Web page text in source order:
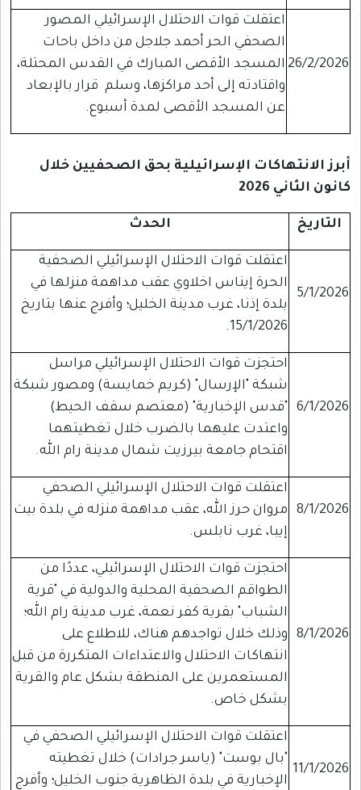
26/2/2026
اعتقلت قوات الاحتلال الإسرائيلي المصور
الصحفي الحر أحمد جلاجل من داخل باحات
المسجد الأقصى المبارك في القدس المحتلة،
واقتادته إلى أحد مراكزها، وسلم قرار بالإبعاد
عن المسجد الأقصى لمدة أسبوع.
أبرز الانتهاكات الإسرائيلية بحق الصحفيين خلال
كانون الثاني 2026
التاريخ الحدث
5/1/2026
اعتقلت قوات الاحتلال الإسرائيلي الصحفية
الحرة إيناس اخلاوي عقب مداهمة منزلها في
بلدة إذنا، غرب مدينة الخليل؛ وأفرج عنها بتاريخ
15/1/2026.
6/1/2026
احتجزت قوات الاحتلال الإسرائيلي مراسل
شبكة "الإرسال" (كريم خمايسة) ومصور شبكة
"قدس الإخبارية" (معتصم سقف الحيط)
واعتدت عليهما بالضرب خلال تغطيتهما
اقتحام جامعة بيرزيت شمال مدينة رام الله.
8/1/2026
اعتقلت قوات الاحتلال الإسرائيلي الصحفي
مروان حرز الله، عقب مداهمة منزله في بلدة بيت
إيبا، غرب نابلس.
8/1/2026
احتجزت قوات الاحتلال الإسرائيلي، عددًا من
الطواقم الصحفية المحلية والدولية في "قرية
الشباب" بقرية كفر نعمة، غرب مدينة رام الله؛
وذلك خلال تواجدهم هناك، للاطلاع على
انتهاكات الاحتلال والاعتداءات المتكررة من قبل
المستعمرين على المنطقة بشكل عام والقرية
بشكل خاص.
11/1/2026
اعتقلت قوات الاحتلال الإسرائيلي الصحفي في
"بال بوست" (ياسر جرادات) خلال تغطيته
الإخبارية في بلدة الظاهرية جنوب الخليل؛ وأفرج